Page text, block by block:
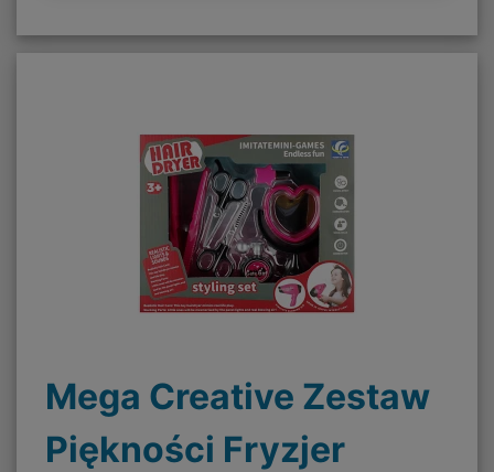
Mega Creative Zestaw
Piękności Fryzjer